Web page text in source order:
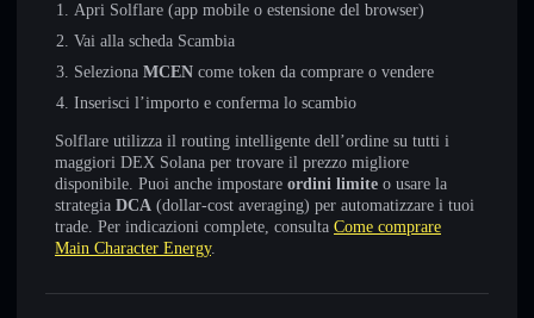
Apri Solflare (app mobile o estensione del browser)
Vai alla scheda Scambia
Seleziona MCEN come token da comprare o vendere
Inserisci l’importo e conferma lo scambio
Solflare utilizza il routing intelligente dell’ordine su tutti i
maggiori DEX Solana per trovare il prezzo migliore
disponibile. Puoi anche impostare ordini limite o usare la
strategia DCA (dollar-cost averaging) per automatizzare i tuoi
trade. Per indicazioni complete, consulta Come comprare
Main Character Energy.